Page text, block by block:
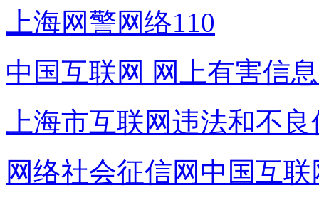
上海网警网络110
中国互联网 网上有害信
上海市互联网违法和不
网络社会征信网 中国互